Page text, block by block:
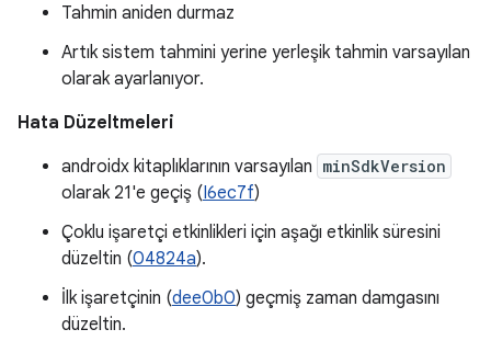
Tahmin aniden durmaz
Artık sistem tahmini yerine yerleşik tahmin varsayılan
olarak ayarlanıyor.
Hata Düzeltmeleri
androidx kitaplıklarının varsayılan minSdkVersion
olarak 21'e geçiş (I6ec7f)
Çoklu işaretçi etkinlikleri için aşağı etkinlik süresini
düzeltin (04824a).
İlk işaretçinin (dee0b0) geçmiş zaman damgasını
düzeltin.